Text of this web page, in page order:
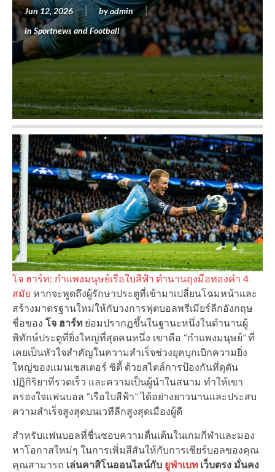
Jun 12, 2026 byadmin
inSportnews and Football
โจ ฮาร์ท: กำแพงมนุษย์เรือใบสีฟ้า ตำนานถุงมือทองคำ 4
สมัย หากจะพูดถึงผู้รักษาประตูที่เข้ามาเปลี่ยนโฉมหน้าและ
สร้างมาตรฐานใหม่ให้กับวงการฟุตบอลพรีเมียร์ลีกอังกฤษ
ชื่อของ โจ ฮาร์ทย่อมปรากฏขึ้นในฐานะหนึ่งในตำนานผู้
พิทักษ์ประตูที่ยิ่งใหญ่ที่สุดคนหนึ่ง เขาคือ “กำแพงมนุษย์” ที่
เคยเป็นหัวใจสำคัญในความสำเร็จช่วงยุคบุกเบิกความยิ่ง
ใหญ่ของแมนเชสเตอร์ ซิตี้ ด้วยสไตล์การป้องกันที่ดุดัน
ปฏิกิริยาที่รวดเร็ว และความเป็นผู้นำในสนาม ทำให้เขา
ครองใจแฟนบอล “เรือใบสีฟ้า” ได้อย่างยาวนานและประสบ
ความสำเร็จสูงสุดบนเวทีลีกสูงสุดเมืองผู้ดี
สำหรับแฟนบอลที่ชื่นชอบความตื่นเต้นในเกมกีฬาและมอง
หาโอกาสใหม่ๆ ในการเพิ่มสีสันให้กับการเชียร์บอลของคุณ
คุณสามารถ เล่นคาสิโนออนไลน์กับ ยูฟ่าเบทเว็บตรง มั่นคง